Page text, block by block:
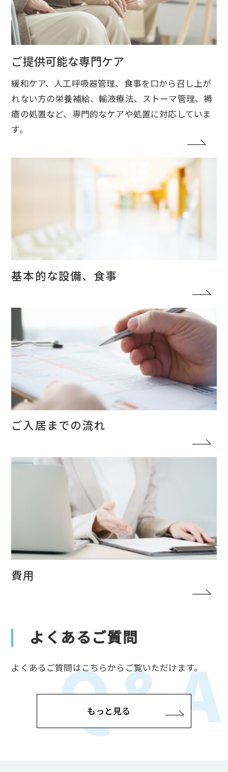
ご提供可能な専門ケア
緩和ケア、人工呼吸器管理、食事を口から召し上が
れない方の栄養補給、輸液療法、ストーマ管理、褥
瘡の処置など、専門的なケアや処置に対応していま
す。
基本的な設備、食事
ご入居までの流れ
費用
よくあるご質問
よくあるご質問はこちらからご覧いただけます。
もっと見る